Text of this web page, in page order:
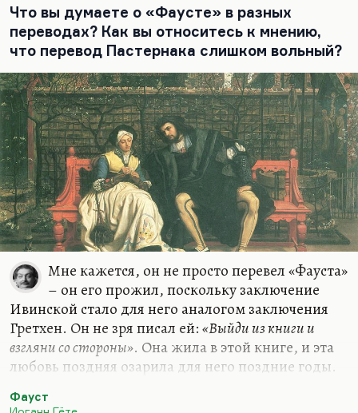
По мне раздастся похоронный звон.
Иными словами, когда я почувствую
удовлетворение, когда я скажу:«Стоп, здесь предел
моих желаний, здесь максимум моей реализации, на
большее я не способен».Это довольно грандиозное…
Что вы думаете о «Фаусте» в разных
переводах? Как вы относитесь к мнению,
что перевод Пастернака слишком вольный?
Мне кажется, он не просто перевел «Фауста»
– он его прожил, поскольку заключение
Ивинской стало для него аналогом заключения
Гретхен. Он не зря писал ей:«Выйди из книги и
взгляни со стороны». Она жила в этой книге, и эта
любовь поздняя озарила для него поздние годы.
Маргариту и погубившем Маргариту. Пастернак
Фауст